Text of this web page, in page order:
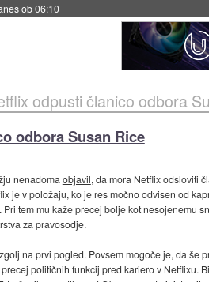
ob 06:10
odpusti članico odbora
odbora Susan Rice
nenadoma objavil, da mora Netflix odsloviti
je v položaju, ko je res močno odvisen od
tem mu kaže precej bolje kot nesojenemu
za pravosodje.
na prvi pogled. Povsem mogoče je, da še
političnih funkcij pred kariero v Netflixu.